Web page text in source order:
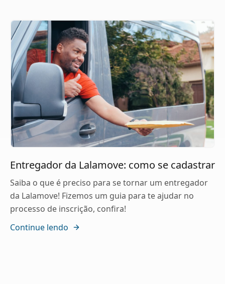
Entregador da Lalamove: como se cadastrar
Saiba o que é preciso para se tornar um entregador
da Lalamove! Fizemos um guia para te ajudar no
processo de inscrição, confira!
Continue lendo